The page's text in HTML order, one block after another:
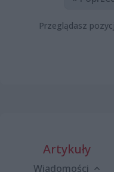
Przeglądasz
Artykuły
Wiadomości